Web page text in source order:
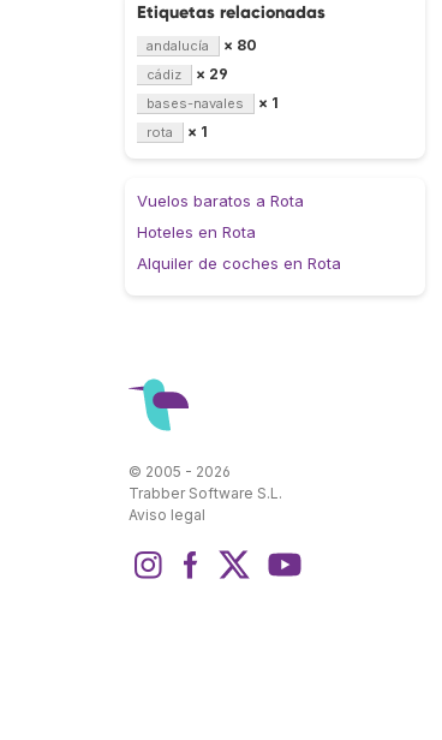
Etiquetas relacionadas
andalucía × 80
cádiz × 29
bases-navales × 1
rota × 1
Vuelos baratos a Rota
Hoteles en Rota
Alquiler de coches en Rota
© 2005 - 2026
Trabber Software S.L.
Aviso legal